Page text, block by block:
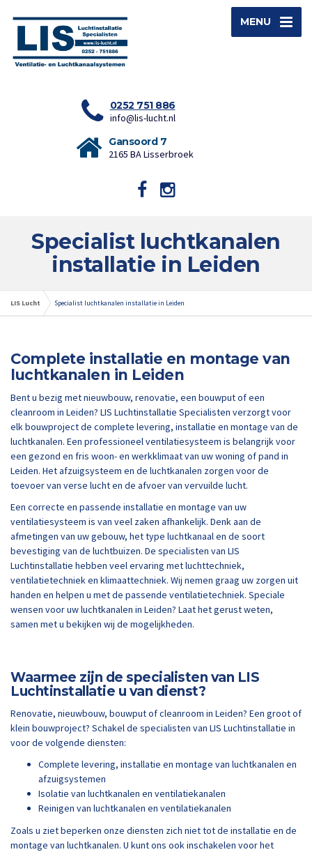
MENU
0252 751 886
info@lis-lucht.nl
Gansoord 7
2165 BA Lisserbroek
Specialist luchtkanalen
installatie in Leiden
LIS Lucht Specialist luchtkanalen installatie in Leiden
Complete installatie en montage van
luchtkanalen in Leiden
Bent u bezig met nieuwbouw, renovatie, een bouwput of een
cleanroom in Leiden? LIS Luchtinstallatie Specialisten verzorgt voor
elk bouwproject de complete levering, installatie en montage van de
luchtkanalen. Een professioneel ventilatiesysteem is belangrijk voor
een gezond en fris woon- en werkklimaat van uw woning of pand in
Leiden. Het afzuigsysteem en de luchtkanalen zorgen voor de
toevoer van verse lucht en de afvoer van vervuilde lucht.
Een correcte en passende installatie en montage van uw
ventilatiesysteem is van veel zaken afhankelijk. Denk aan de
afmetingen van uw gebouw, het type luchtkanaal en de soort
bevestiging van de luchtbuizen. De specialisten van LIS
Luchtinstallatie hebben veel ervaring met luchttechniek,
ventilatietechniek en klimaattechniek. Wij nemen graag uw zorgen uit
handen en helpen u met de passende ventilatietechniek. Speciale
wensen voor uw luchtkanalen in Leiden? Laat het gerust weten,
samen met u bekijken wij de mogelijkheden.
Waarmee zijn de specialisten van LIS
Luchtinstallatie u van dienst?
Renovatie, nieuwbouw, bouwput of cleanroom in Leiden? Een groot of
klein bouwproject? Schakel de specialisten van LIS Luchtinstallatie in
voor de volgende diensten:
Complete levering, installatie en montage van luchtkanalen en
afzuigsystemen
Isolatie van luchtkanalen en ventilatiekanalen
Reinigen van luchtkanalen en ventilatiekanalen
Zoals u ziet beperken onze diensten zich niet tot de installatie en de
montage van luchtkanalen. U kunt ons ook inschakelen voor het